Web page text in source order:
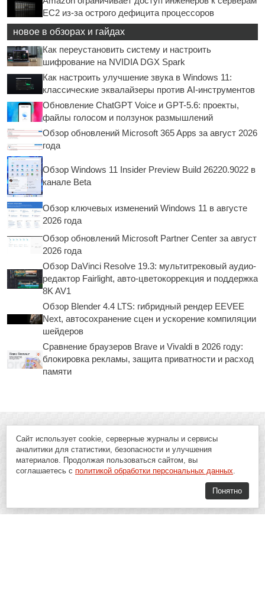
EC2 из-за острого дефицита процессоров
новое в обзорах и гайдах
Как переустановить систему и настроить
шифрование на NVIDIA DGX Spark
Как настроить улучшение звука в Windows 11:
классические эквалайзеры против AI-инструментов
Обновление ChatGPT Voice и GPT-5.6: проекты,
файлы голосом и ползунок размышлений
Обзор обновлений Microsoft 365 Apps за август 2026
года
Обзор Windows 11 Insider Preview Build 26220.9022 в
канале Beta
Обзор ключевых изменений Windows 11 в августе
2026 года
Обзор обновлений Microsoft Partner Center за август
2026 года
Обзор DaVinci Resolve 19.3: мультитрековый аудио-
редактор Fairlight, авто-цветокоррекция и поддержка
8K AV1
Обзор Blender 4.4 LTS: гибридный рендер EEVEE
Next, автосохранение сцен и ускорение компиляции
шейдеров
Сравнение браузеров Brave и Vivaldi в 2026 году:
блокировка рекламы, защита приватности и расход
памяти
Сайт использует cookie, серверные журналы и сервисы
аналитики для статистики, безопасности и улучшения
материалов. Продолжая пользоваться сайтом, вы
соглашаетесь с политикой обработки персональных данных.
Понятно